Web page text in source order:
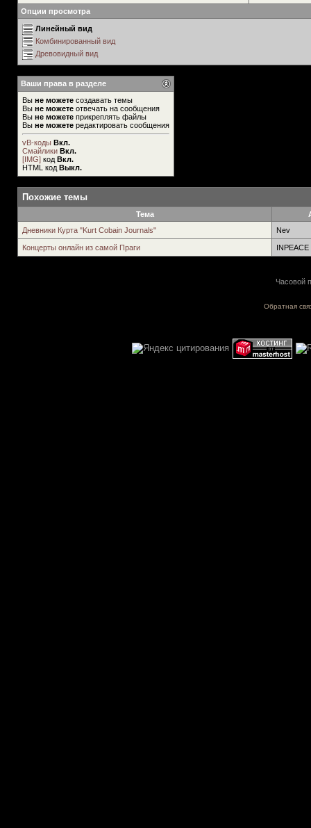
Опции просмотра
Линейный вид
Комбинированный вид
Древовидный вид
Ваши права в разделе
Вы не можете создавать темы
Вы не можете отвечать на сообщения
Вы не можете прикреплять файлы
Вы не можете редактировать сообщения
vB-коды Вкл.
Смайлики Вкл.
[IMG] код Вкл.
HTML код Выкл.
Похожие темы
Тема
Дневники Курта "Kurt Cobain Journals"
Nev
Концерты онлайн из самой Праги INPEACE
Часовой
Обратная